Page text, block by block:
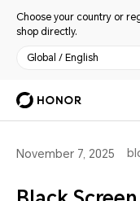
Choose your country or
shop directly.
Global / English
November 7, 2025